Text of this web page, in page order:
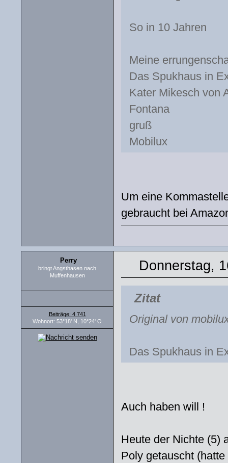
So in 10 Jahren
Meine
Das Spukhaus in
Kater Mikesch von
Fontana
gruß
Mobilux
Um eine
gebraucht bei
Perry
bringt Angsthasen nach
Muffenhausen
Beiträge: 4 741
Wohnort: 53°18' N, 10°24' O
Donnerstag,
Zitat
Original von
Das Spukhaus in
Auch haben will !
Heute der Nichte (5)
Poly getauscht